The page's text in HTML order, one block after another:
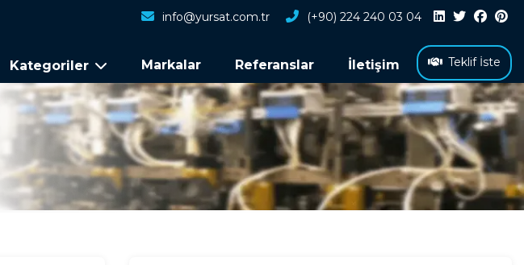
info@yursat.com.tr (+90) 224 240 03 04
Kategoriler Markalar Referanslar İletişim Teklif İste